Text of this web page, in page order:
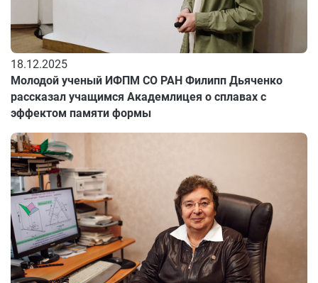
18.12.2025
Молодой ученый ИФПМ СО РАН Филипп Дьяченко
рассказал учащимся Академлицея о сплавах с
эффектом памяти формы